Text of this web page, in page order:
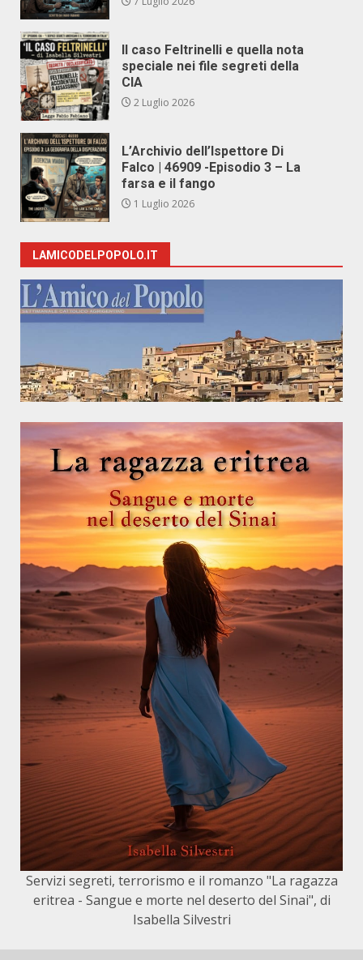
Il caso Feltrinelli e quella nota
speciale nei file segreti della
CIA
2 Luglio 2026
L’Archivio dell’Ispettore Di
Falco | 46909 -Episodio 3 – La
farsa e il fango
1 Luglio 2026
LAMICODELPOPOLO.IT
Servizi segreti, terrorismo e il romanzo "La ragazza
eritrea - Sangue e morte nel deserto del Sinai", di
Isabella Silvestri